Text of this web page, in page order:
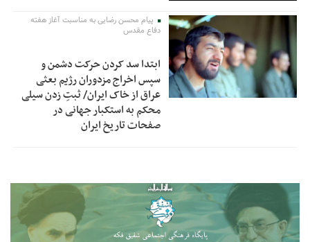
پیام محسن رضایی به مناسبت آغاز هفته
دفاع مقدس
ابتدا سد کردن حرکت دشمن و
سپس اخراج مزدوران رژیم بعثی
عراق از خاک ایران/ ثبتِ زدن سیلی
محکم به استکبار جهانی در
صفحات تاریخ ایران